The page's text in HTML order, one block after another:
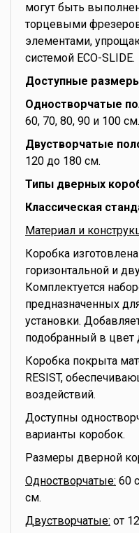
могут быть
торцевыми
элементами,
системой ECO-SLIDE.
Доступные
Одностворчатые
60, 70, 80, 90 и 100 см.
Двустворчатые
120 до 180 см.
Типы дверных
Классическая
Материал и
Коробка
горизонтальной и
Комплектуется
предназначенных
установки.
подобранный в цвет
Коробка покрыта
RESIST,
воздействий.
Доступны
варианты коробок.
Размеры дверной
Одностворчатые: 60
см.
Двустворчатые: от